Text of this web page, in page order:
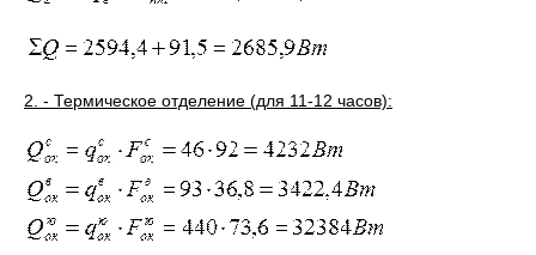
2. - Термическое отделение (для 11-12 часов):